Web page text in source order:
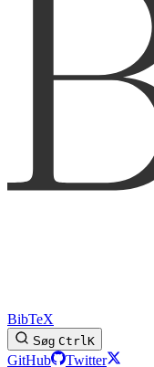
BibTeX
Søg CtrlK
GitHub
Twitter